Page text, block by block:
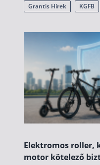
Hitel
Grantis Hírek KGFB
Elektromos roller,
motor kötelező